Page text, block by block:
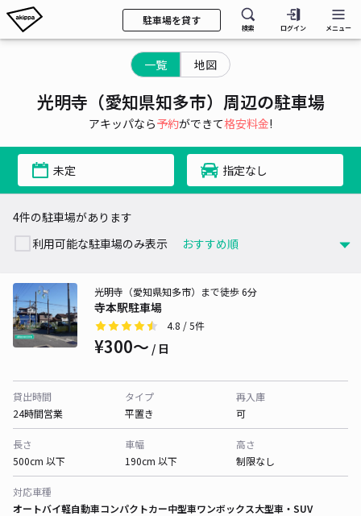
駐車場を貸す
検索 ログイン メニュー
一覧 地図
光明寺（愛知県知多市）周辺の駐車場
アキッパなら予約ができて格安料金!
未定 指定なし
4件の駐車場があります
利用可能な駐車場のみ表示
寺本駅駐車場
光明寺（愛知県知多市）まで徒歩 6分
4.8 / 5件
¥300〜 / 日
貸出時間
24時間営業
タイプ
平置き
再入庫
可
長さ
500cm 以下
車幅
190cm 以下
高さ
制限なし
対応車種
オートバイ軽自動車コンパクトカー中型車ワンボックス大型車・SUV